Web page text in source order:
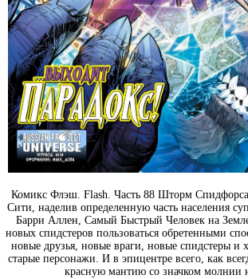
Комикс Флэш. Flash. Часть 88 Шторм
Сити, наделив определенную часть населения
Барри Аллен, Самый Быстрый Человек на
новых спидстеров пользоваться обретенными
новые друзья, новые враги, новые спидстеры и
старые персонажи. И в эпицентре всего, как
красную мантию со значком молнии